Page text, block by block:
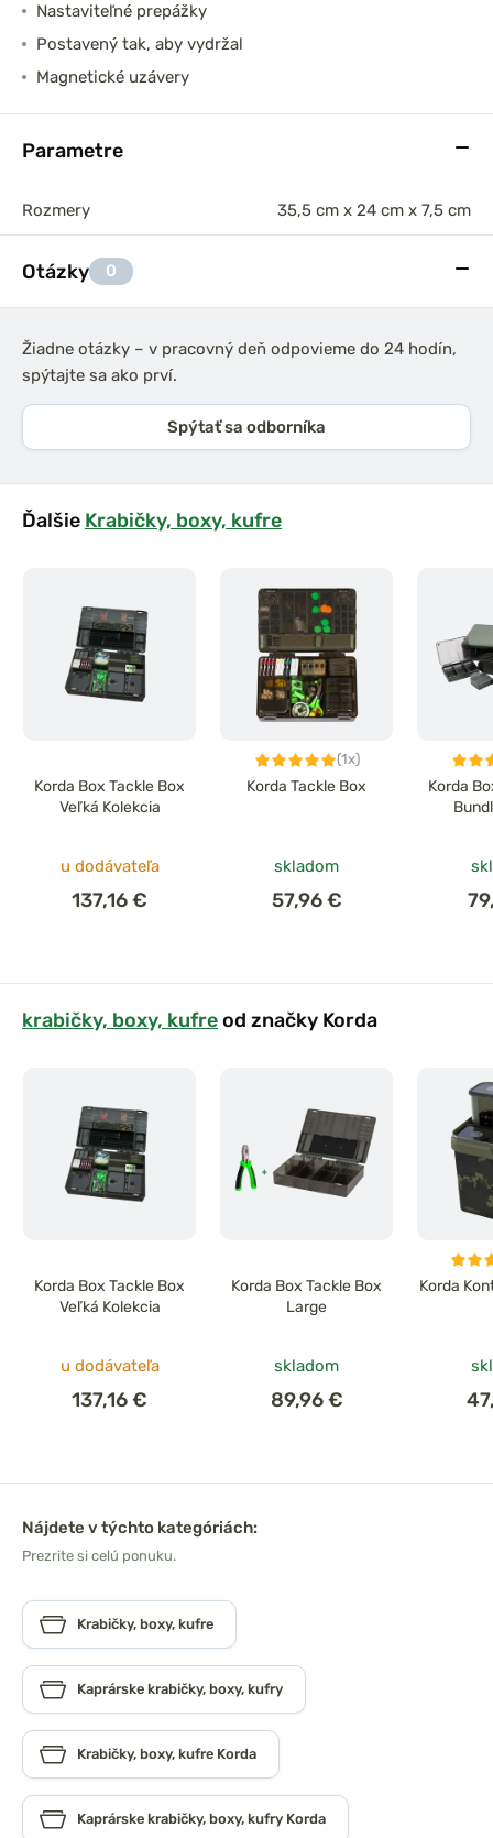
Nastaviteľné prepážky
Postavený tak, aby vydržal
Magnetické uzávery
Parametre
Rozmery 35,5 cm x 24 cm x 7,5 cm
Otázky 0
Žiadne otázky – v pracovný deň odpovieme do 24 hodín,
spýtajte sa ako prví.
Spýtať sa odborníka
Ďalšie Krabičky, boxy, kufre
Korda Box Tackle Box
Veľká Kolekcia
u dodávateľa
137,16 €
(1x)
Korda Tackle Box
skladom
57,96 €
Korda
krabičky, boxy, kufreod značky Korda
Korda Box Tackle Box
Veľká Kolekcia
u dodávateľa
137,16 €
Korda Box Tackle Box
Large
skladom
89,96 €
Korda
Nájdete v týchto kategóriách:
Prezrite si celú ponuku.
Krabičky, boxy, kufre
Kaprárske krabičky, boxy, kufry
Krabičky, boxy, kufre Korda
Kaprárske krabičky, boxy, kufry Korda